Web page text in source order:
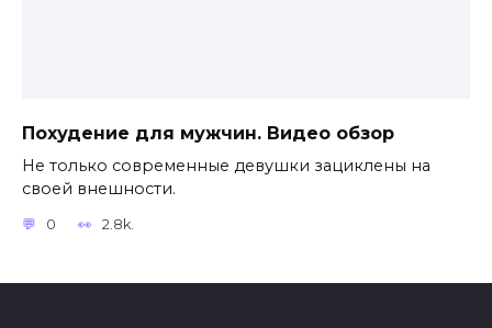
Похудение для мужчин. Видео обзор
Не только современные девушки зациклены на
своей внешности.
0 2.8k.